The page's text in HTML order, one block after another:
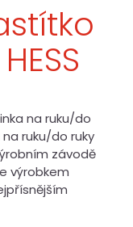
na ruku/do
na ruku/do ruky
závodě
výrobkem